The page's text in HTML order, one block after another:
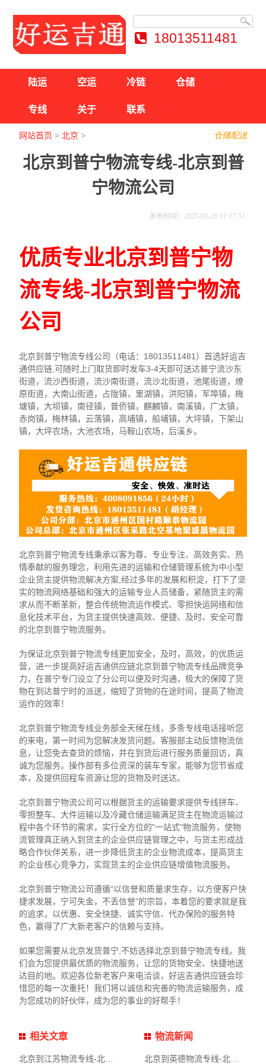
18013511481
陆运 空运 冷链 仓储
专线 关于 联系
仓储配送
网站首页 >北京 >
北京到普宁物流专线-北京到普
宁物流公司
发布时间：2025-03-28 11:17:51
优质专业北京到普宁物
流专线-北京到普宁物流
公司
北京到普宁物流专线公司（电话：18013511481）首选好运吉
通供应链,可随时上门取货即时发车3-4天即可送达普宁流沙东
街道，流沙西街道，流沙南街道，流沙北街道，池尾街道，燎
原街道，大南山街道，占陇镇，里湖镇，洪阳镇，军埠镇，梅
塘镇，大坝镇，南径镇，普侨镇，麒麟镇，南溪镇，广太镇，
赤岗镇，梅林镇，云落镇，高埔镇，船埔镇，大坪镇，下架山
镇，大坪农场，大池农场，马鞍山农场，后溪乡。
北京到普宁物流专线秉承以客为尊、专业专注、高效务实、热
情奉献的服务理念，利用先进的运输和仓储管理系统为中小型
企业货主提供物流解决方案,经过多年的发展和积淀，打下了坚
实的物流网络基础和强大的运输专业人员储备，紧随货主的需
求从而不断革新，整合传统物流运作模式、零担快运网络和信
息化技术平台，为货主提供快速高效、便捷、及时、安全可靠
的北京到普宁物流服务。
为保证北京到普宁物流专线更加安全，及时，高效，的优质运
营，进一步提高好运吉通供应链北京到普宁物流专线品牌竞争
力，在普宁专门设立了分公司以便及时沟通，极大的保障了货
物在到达普宁时的派送，缩短了货物的在途时间，提高了物流
运作的效率！
北京到普宁物流专线业务部全天候在线，多条专线电话接听您
的来电，第一时间为您解决发货问题。客服部主动反馈物流信
息，让您免去查货的烦恼，并在到货后进行服务质量回访，真
诚为您服务。操作部有多位资深的装车专家，能够为您节省成
本，及提供回程车资源让您的货物及时送达。
北京到普宁物流公司可以根据货主的运输要求提供专线拼车、
零担整车、大件运输以及冷藏仓储运输满足货主在物流运输过
程中各个环节的需求，实行全方位的"一站式"物流服务，使物
流管理真正纳入到货主的企业供应链管理之中，与货主形成战
略合作伙伴关系，进一步降低货主的企业物流成本，提高货主
的企业核心竞争力，实现货主的企业供应链增值物流服务。
北京到普宁物流公司遵循“以信誉和质量求生存，以方便客户快
捷求发展，宁可失金，不丢信誉”的宗旨，本着您的要求就是我
的追求，以优惠、安全快捷、诚实守信、代办保险的服务特
色，赢得了广大新老客户的信赖与支持。
如果您需要从北京发货普宁,不妨选择北京到普宁物流专线。我
们会为您提供最优质的物流服务，让您的货物安全、快捷地送
达目的地。欢迎各位新老客户来电洽谈，好运吉通供应链会珍
惜您的每一次重托！我们将以诚信和完善的物流运输服务，成
为您成功的好伙伴，成为您的事业的好帮手！
相关文章
北京到江苏物流专线-北京到江苏物流公司
物流新闻
北京到英德物流专线-北京到英德物流公司